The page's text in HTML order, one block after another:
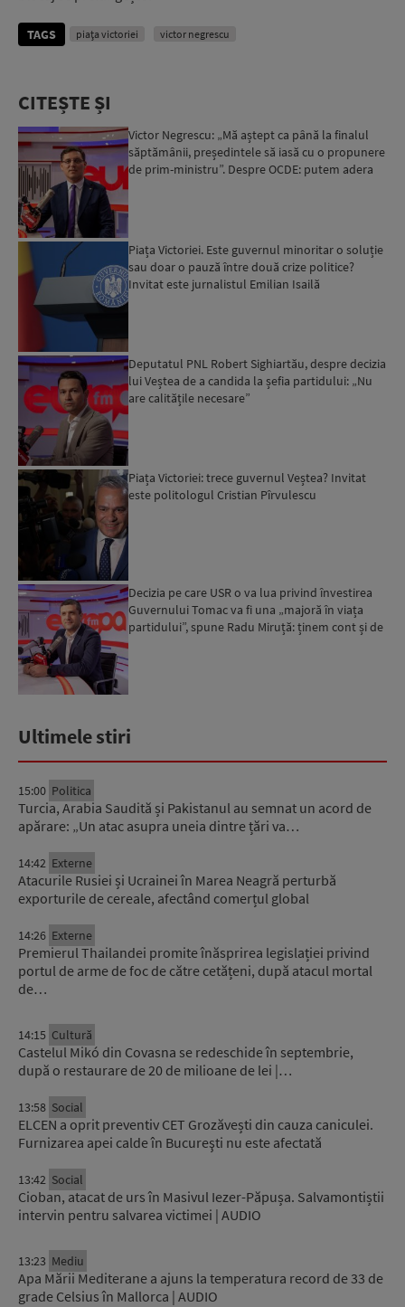
TAGS piața victoriei victor negrescu
CITEȘTE ȘI
Victor Negrescu: „Mă aștept ca până la finalul
săptămânii, președintele să iasă cu o propunere
de prim-ministru”. Despre OCDE: putem adera
Piața Victoriei. Este guvernul minoritar o soluție
sau doar o pauză între două crize politice?
Invitat este jurnalistul Emilian Isailă
Deputatul PNL Robert Sighiartău, despre decizia
lui Veștea de a candida la șefia partidului: „Nu
are calitățile necesare”
Piața Victoriei: trece guvernul Veștea? Invitat
este politologul Cristian Pîrvulescu
Decizia pe care USR o va lua privind învestirea
Guvernului Tomac va fi una „majoră în viața
partidului”, spune Radu Miruță: ținem cont și de
Ultimele stiri
15:00 Politica
Turcia, Arabia Saudită și Pakistanul au semnat un acord de
apărare: „Un atac asupra uneia dintre țări va…
14:42 Externe
Atacurile Rusiei și Ucrainei în Marea Neagră perturbă
exporturile de cereale, afectând comerțul global
14:26 Externe
Premierul Thailandei promite înăsprirea legislației privind
portul de arme de foc de către cetățeni, după atacul mortal
de…
14:15 Cultură
Castelul Mikó din Covasna se redeschide în septembrie,
după o restaurare de 20 de milioane de lei |…
13:58 Social
ELCEN a oprit preventiv CET Grozăvești din cauza caniculei.
Furnizarea apei calde în Bucureşti nu este afectată
13:42 Social
Cioban, atacat de urs în Masivul Iezer-Păpușa. Salvamontiștii
intervin pentru salvarea victimei | AUDIO
13:23 Mediu
Apa Mării Mediterane a ajuns la temperatura record de 33 de
grade Celsius în Mallorca | AUDIO